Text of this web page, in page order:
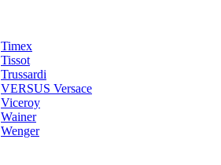
Timex
Tissot
Trussardi
VERSUS Versace
Viceroy
Wainer
Wenger